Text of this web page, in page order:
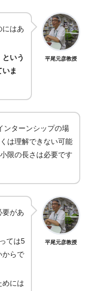
にはあ
という
ま
平尾元彦教授
ンターンシップの場
は理解できない可能
限の長さは必要です
要があ
ては5
からで
めには
平尾元彦教授